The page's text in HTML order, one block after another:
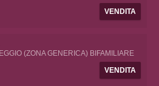
VENDITA
(ZONA GENERICA) BIFAMILIARE
VENDITA